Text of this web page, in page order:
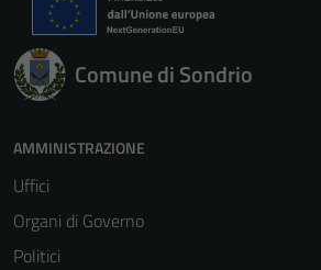
Comune di Sondrio
AMMINISTRAZIONE
Uffici
Organi di Governo
Politici